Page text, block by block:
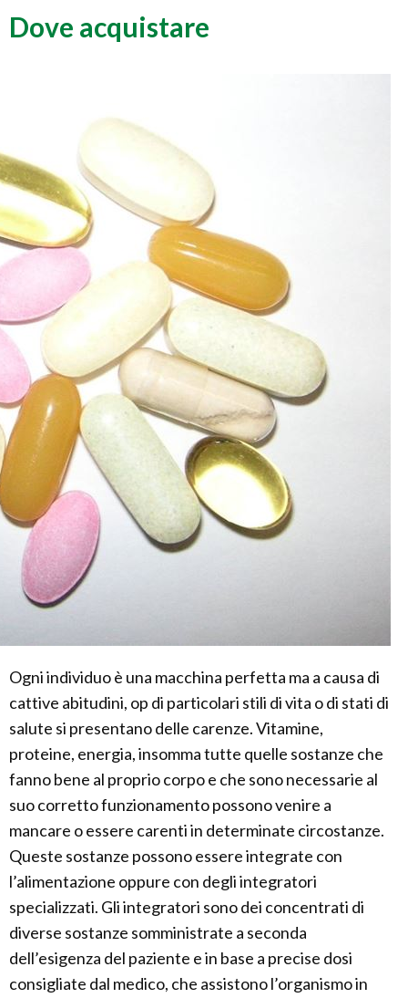
Dove acquistare
Ogni individuo è una macchina perfetta ma a causa di
cattive abitudini, op di particolari stili di vita o di stati di
salute si presentano delle carenze. Vitamine,
proteine, energia, insomma tutte quelle sostanze che
fanno bene al proprio corpo e che sono necessarie al
suo corretto funzionamento possono venire a
mancare o essere carenti in determinate circostanze.
Queste sostanze possono essere integrate con
l’alimentazione oppure con degli integratori
specializzati. Gli integratori sono dei concentrati di
diverse sostanze somministrate a seconda
dell’esigenza del paziente e in base a precise dosi
consigliate dal medico, che assistono l’organismo in